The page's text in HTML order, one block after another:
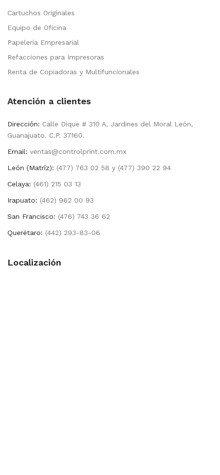
Cartuchos Originales
Equipo de Oficina
Papelería Empresarial
Refacciones para Impresoras
Renta de Copiadoras y Multifuncionales
Atención a clientes
Dirección: Calle Dique # 310 A, Jardines del Moral León,
Guanajuato. C.P. 37160.
Email: ventas@controlprint.com.mx
León (Matríz): (477) 763 02 58 y (477) 390 22 94
Celaya: (461) 215 03 13
Irapuato: (462) 962 00 93
San Francisco: (476) 743 36 62
Querétaro: (442) 293-83-06
Localización